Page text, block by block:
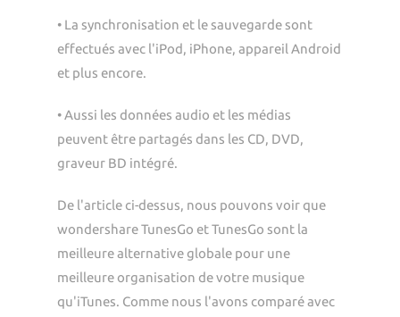
• La synchronisation et le sauvegarde sont
effectués avec l'iPod, iPhone, appareil Android
et plus encore.
• Aussi les données audio et les médias
peuvent être partagés dans les CD, DVD,
graveur BD intégré.
De l'article ci-dessus, nous pouvons voir que
wondershare TunesGo et TunesGo sont la
meilleure alternative globale pour une
meilleure organisation de votre musique
qu'iTunes. Comme nous l'avons comparé avec